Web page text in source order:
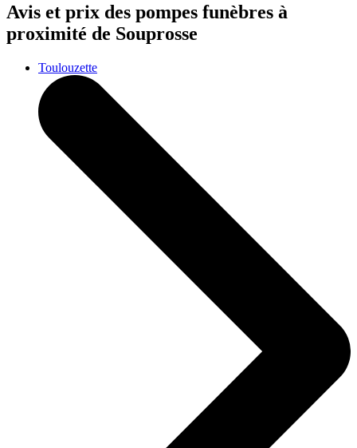
Avis et prix des pompes funèbres à
proximité de Souprosse
Toulouzette